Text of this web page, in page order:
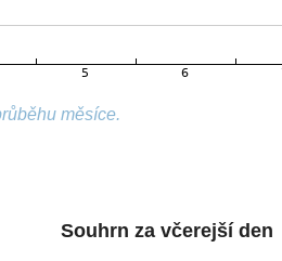
měsíce.
Souhrn za včerejší den